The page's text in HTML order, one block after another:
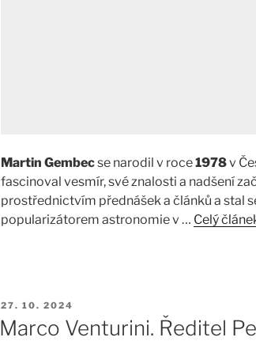
Martin Gembecse narodil v roce1978v
fascinoval vesmír, své znalosti a nadšení
prostřednictvím přednášek a článků a stal
popularizátorem astronomie v … Celý
PUBLIKOVÁNO
27. 10. 2024
Marco Venturini. Ředitel